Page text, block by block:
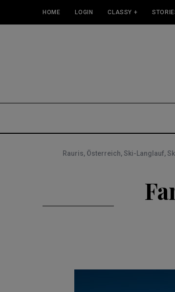
HOME LOGIN CLASSY +
Rauris, Österreich, Ski-Langlauf,